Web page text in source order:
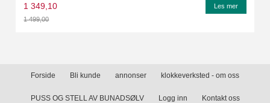
1 349,10
1 499,00
Les mer
Forside Bli kunde annonser klokkeverksted - om oss
PUSS OG STELL AV BUNADSØLV Logg inn Kontakt oss